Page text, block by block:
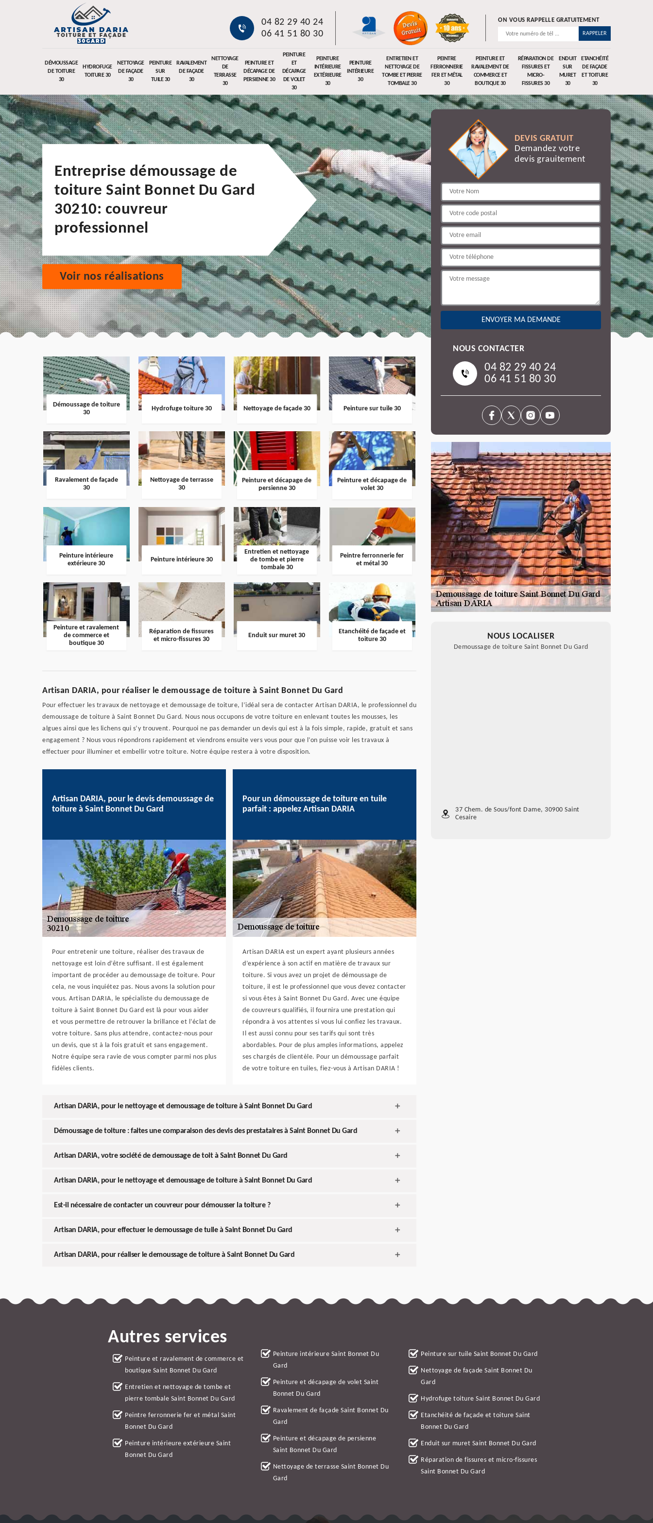
04 82 29 40 24
06 41 51 80 30
ON VOUS RAPPELLE GRATUITEMENT
DÉMOUSSAGE
DE TOITURE
30
HYDROFUGE
TOITURE 30
NETTOYAGE
DE FAÇADE
30
PEINTURE
SUR
TUILE 30
RAVALEMENT
DE FAÇADE
30
NETTOYAGE
DE
TERRASSE
30
PEINTURE ET
DÉCAPAGE DE
PERSIENNE 30
PEINTURE
ET
DÉCAPAGE
DE VOLET
30
PEINTURE
INTÉRIEURE
EXTÉRIEURE
30
PEINTURE
INTÉRIEURE
30
ENTRETIEN ET
NETTOYAGE DE
TOMBE ET PIERRE
TOMBALE 30
PEINTRE
FERRONNERIE
FER ET MÉTAL
30
PEINTURE ET
RAVALEMENT DE
COMMERCE ET
BOUTIQUE 30
RÉPARATION DE
FISSURES ET
MICRO-
FISSURES 30
ENDUIT
SUR
MURET
30
ETANCHÉITÉ
DE FAÇADE
ET TOITURE
30
Entreprise démoussage de
toiture Saint Bonnet Du Gard
30210: couvreur
professionnel
Voir nos réalisations
Démoussage de toiture
30
Hydrofuge toiture 30 Nettoyage de façade 30 Peinture sur tuile 30
Ravalement de façade
30
Nettoyage de terrasse
30
Peinture et décapage de
persienne 30
Peinture et décapage de
volet 30
Peinture intérieure
extérieure 30
Peinture intérieure 30
Entretien et nettoyage
de tombe et pierre
tombale 30
Peintre ferronnerie fer
et métal 30
Peinture et ravalement
de commerce et
boutique 30
Réparation de fissures
et micro-fissures 30
Enduit sur muret 30
Etanchéité de façade et
toiture 30
Artisan DARIA, pour réaliser le demoussage de toiture à Saint Bonnet Du Gard
Pour effectuer les travaux de nettoyage et demoussage de toiture, l’idéal sera de contacter Artisan DARIA, le professionnel du
demoussage de toiture à Saint Bonnet Du Gard. Nous nous occupons de votre toiture en enlevant toutes les mousses, les
algues ainsi que les lichens qui s’y trouvent. Pourquoi ne pas demander un devis qui est à la fois simple, rapide, gratuit et sans
engagement ? Nous vous répondrons rapidement et viendrons ensuite vers vous pour que l’on puisse voir les travaux à
effectuer pour illuminer et embellir votre toiture. Notre équipe restera à votre disposition.
Artisan DARIA, pour le devis demoussage de
toiture à Saint Bonnet Du Gard
Pour entretenir une toiture, réaliser des travaux de
nettoyage est loin d’être suffisant. Il est également
important de procéder au demoussage de toiture. Pour
cela, ne vous inquiétez pas. Nous avons la solution pour
vous. Artisan DARIA, le spécialiste du demoussage de
toiture à Saint Bonnet Du Gard est là pour vous aider
et vous permettre de retrouver la brillance et l’éclat de
votre toiture. Sans plus attendre, contactez-nous pour
un devis, que st à la fois gratuit et sans engagement.
Notre équipe sera ravie de vous compter parmi nos plus
fidèles clients.
Pour un démoussage de toiture en tuile
parfait : appelez Artisan DARIA
Artisan DARIA est un expert ayant plusieurs années
d’expérience à son actif en matière de travaux sur
toiture. Si vous avez un projet de démoussage de
toiture, il est le professionnel que vous devez contacter
si vous êtes à Saint Bonnet Du Gard. Avec une équipe
de couvreurs qualifiés, il fournira une prestation qui
répondra à vos attentes si vous lui confiez les travaux.
Il est aussi connu pour ses tarifs qui sont très
abordables. Pour de plus amples informations, appelez
ses chargés de clientèle. Pour un démoussage parfait
de votre toiture en tuiles, fiez-vous à Artisan DARIA !
Artisan DARIA, pour le nettoyage et demoussage de toiture à Saint Bonnet Du Gard
Démoussage de toiture : faites une comparaison des devis des prestataires à Saint Bonnet Du Gard
Artisan DARIA, votre société de demoussage de toit à Saint Bonnet Du Gard
Artisan DARIA, pour le nettoyage et demoussage de toiture à Saint Bonnet Du Gard
Est-il nécessaire de contacter un couvreur pour démousser la toiture ?
Artisan DARIA, pour effectuer le demoussage de tuile à Saint Bonnet Du Gard
Artisan DARIA, pour réaliser le demoussage de toiture à Saint Bonnet Du Gard
DEVIS GRATUIT
Demandez votre
devis grauitement
NOUS CONTACTER
04 82 29 40 24
06 41 51 80 30
NOUS LOCALISER
Demoussage de toiture Saint Bonnet Du Gard
37 Chem. de Sous/font Dame, 30900 Saint
Cesaire
Autres services
Peinture et ravalement de commerce et
boutique Saint Bonnet Du Gard
Entretien et nettoyage de tombe et
pierre tombale Saint Bonnet Du Gard
Peintre ferronnerie fer et métal Saint
Bonnet Du Gard
Peinture intérieure extérieure Saint
Bonnet Du Gard
Peinture intérieure Saint Bonnet Du
Gard
Peinture et décapage de volet Saint
Bonnet Du Gard
Ravalement de façade Saint Bonnet Du
Gard
Peinture et décapage de persienne
Saint Bonnet Du Gard
Nettoyage de terrasse Saint Bonnet Du
Gard
Peinture sur tuile Saint Bonnet Du Gard
Nettoyage de façade Saint Bonnet Du
Gard
Hydrofuge toiture Saint Bonnet Du Gard
Etanchéité de façade et toiture Saint
Bonnet Du Gard
Enduit sur muret Saint Bonnet Du Gard
Réparation de fissures et micro-fissures
Saint Bonnet Du Gard